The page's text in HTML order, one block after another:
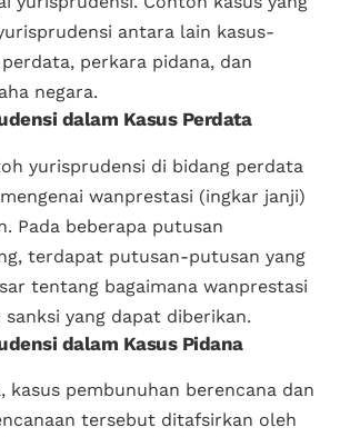
antara lain kasus-
perkara pidana, dan
negara.
dalam Kasus Perdata
yurisprudensi di bidang perdata
wanprestasi (ingkar janji)
Pada beberapa putusan
terdapat putusan-putusan yang
tentang bagaimana wanprestasi
yang dapat diberikan.
dalam Kasus Pidana
kasus pembunuhan berencana dan
tersebut ditafsirkan oleh